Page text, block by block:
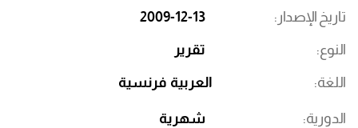
تاريخ الإصدار 2009-12-13
النوع تقرير
اللغة العربية فرنسية
الدورية شهرية